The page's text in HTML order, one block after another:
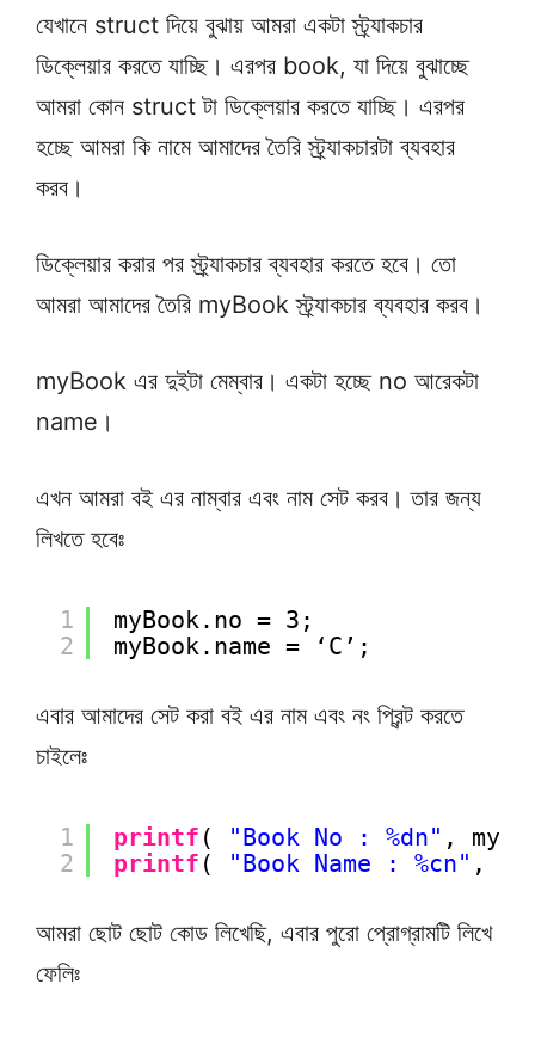
যেখানে struct দিয়ে বুঝায় আমরা একটা স্ট্র্যাকচার
ডিক্লেয়ার করতে যাচ্ছি। এরপর book, যা দিয়ে বুঝাচ্ছে
আমরা কোন struct টা ডিক্লেয়ার করতে যাচ্ছি। এরপর
হচ্ছে আমরা কি নামে আমাদের তৈরি স্ট্র্যাকচারটা ব্যবহার
করব।
ডিক্লেয়ার করার পর স্ট্র্যাকচার ব্যবহার করতে হবে। তো
আমরা আমাদের তৈরি myBook স্ট্র্যাকচার ব্যবহার করব।
myBook এর দুইটা মেম্বার। একটা হচ্ছে no আরেকটা
name।
এখন আমরা বই এর নাম্বার এবং নাম সেট করব। তার জন্য
লিখতে হবেঃ
1
2
myBook.no = 3;
myBook.name = ‘C’;
এবার আমাদের সেট করা বই এর নাম এবং নং প্রিন্ট করতে
চাইলেঃ
1
2
printf ( "Book No : %dn" ,
printf ( "Book Name : %cn" ,
আমরা ছোট ছোট কোড লিখেছি, এবার পুরো প্রোগ্রামটি লিখে
ফেলিঃ